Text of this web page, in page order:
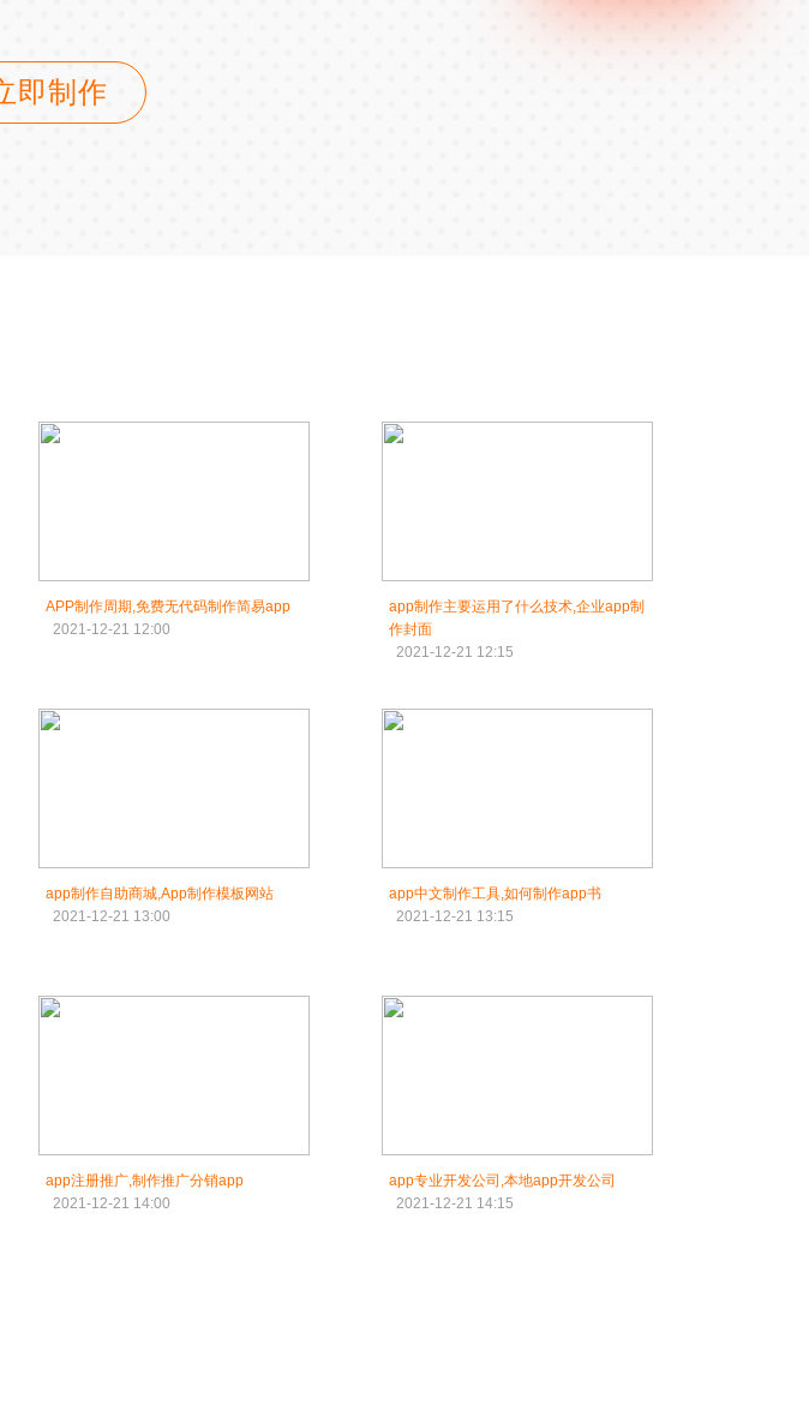
即制作
APP制作周期,免费无代码制作简易app
2021-12-21 12:00
app制作主要运用了什么技术,企业app制
作封面
2021-12-21 12:15
app制作自助商城,App制作模板网站
2021-12-21 13:00
app中文制作工具,如何制作app书
2021-12-21 13:15
app注册推广,制作推广分销app
2021-12-21 14:00
app专业开发公司,本地app开发公司
2021-12-21 14:15